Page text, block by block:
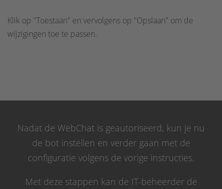
Klik op "Toestaan" en vervolgens op "Opslaan" om de
wijzigingen toe te passen.
Nadat de WebChat is geautoriseerd, kun je nu
de bot instellen en verder gaan met de
configuratie volgens de vorige instructies.
Met deze stappen kan de IT-beheerder de